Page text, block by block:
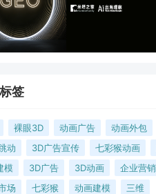
签
裸眼3D 动画广告
动画外包
动
3D广告宣传 七彩猴动画
模
3D广告 3D动画
企业营销
场
七彩猴 动画建模
三维